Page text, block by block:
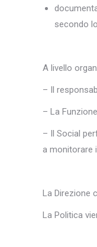
secondo
A livello
– Il
– La
– Il Social
a monitorare
La Direzione
La Politica